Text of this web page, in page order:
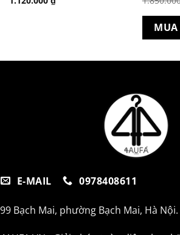
E-MAIL 0978408611
99 Bạch Mai, phường Bạch Mai, Hà Nội.